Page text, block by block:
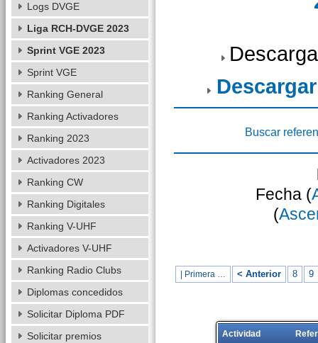
Buscar
Fecha (
(
| Primera … < Anterior 8 9
Actividad
Logs DVGE
Liga RCH-DVGE 2023
Sprint VGE 2023
Sprint VGE
Ranking General
Ranking Activadores
Ranking 2023
Activadores 2023
Ranking CW
Ranking Digitales
Ranking V-UHF
Activadores V-UHF
Ranking Radio Clubs
Diplomas concedidos
Solicitar Diploma PDF
Solicitar premios